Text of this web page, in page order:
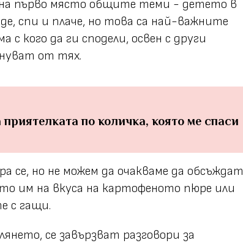
на първо място общите теми - детето в
спи и плаче, но това са най-важните
кого да ги сподели, освен с други
от тях.
приятелката по количка, която ме спаси
се, но не можем да очакваме да обсъждат
им на вкуса на картофеното пюре или
с гащи.
се завързват разговори за